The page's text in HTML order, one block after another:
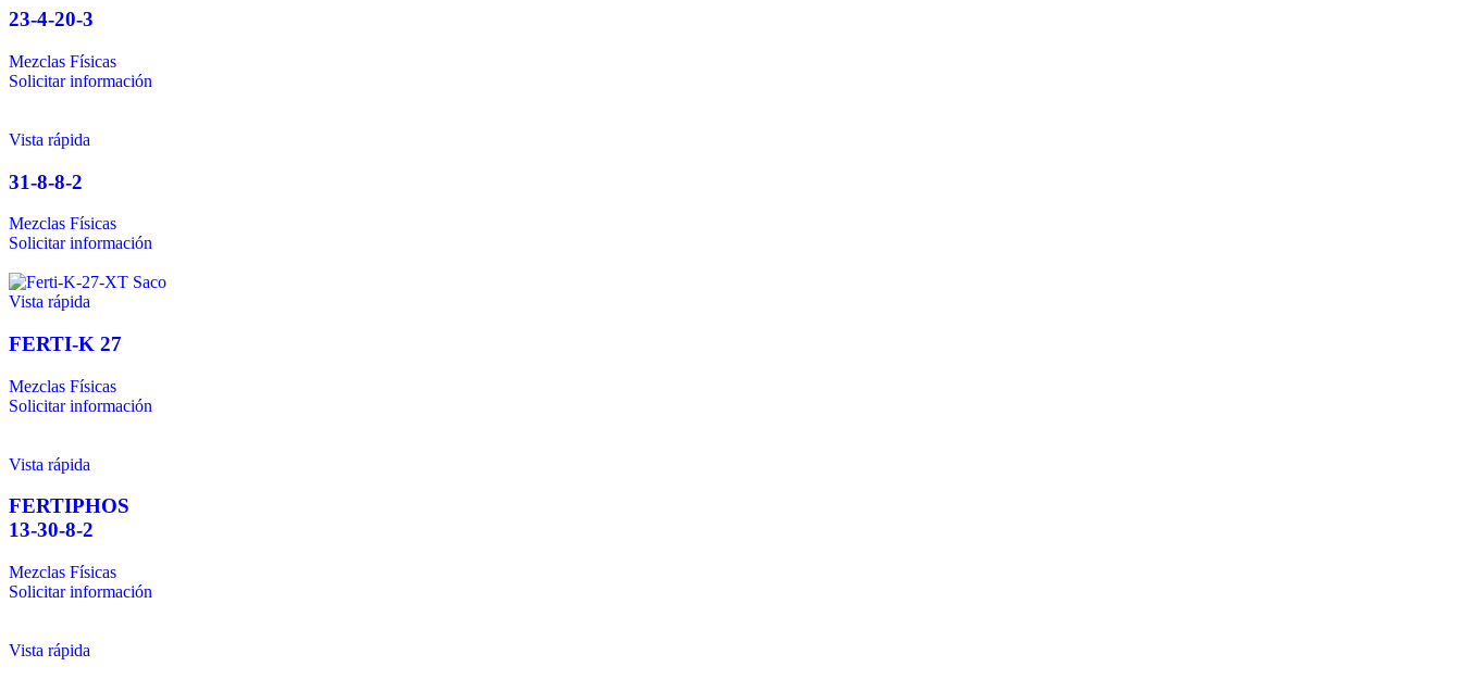
23-4-20-3
Mezclas Físicas
Solicitar información
Vista rápida
31-8-8-2
Mezclas Físicas
Solicitar información
Vista rápida
FERTI-K 27
Mezclas Físicas
Solicitar información
Vista rápida
FERTIPHOS
13-30-8-2
Mezclas Físicas
Solicitar información
Vista rápida